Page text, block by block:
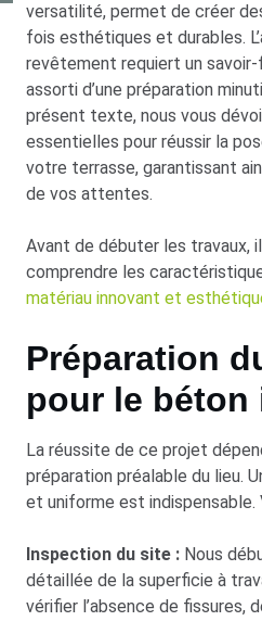
versatilité, permet de créer
fois esthétiques et durables.
revêtement requiert un
assorti d’une préparation
présent texte, nous vous
essentielles pour réussir la
votre terrasse, garantissant
de vos attentes.
Avant de débuter les travaux,
comprendre les
matériau innovant et
Préparation
pour le béton
La réussite de ce projet
préparation préalable du lieu.
et uniforme est indispensable.
Inspection du site : Nous
détaillée de la superficie à
vérifier l’absence de fissures,